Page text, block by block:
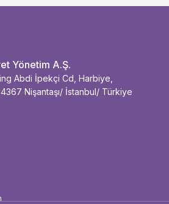
Yönetim A.Ş.
Abdi İpekçi Cd, Harbiye,
Nişantaşı/ İstanbul/ Türkiye